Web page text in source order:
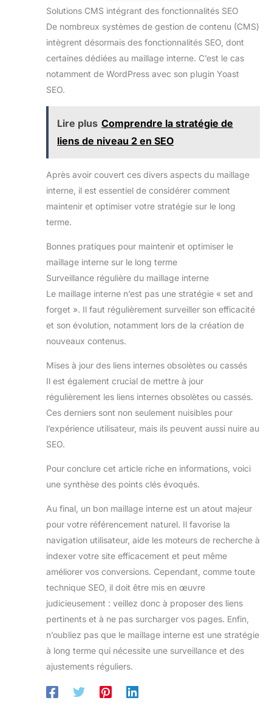
Solutions CMS intégrant des fonctionnalités SEO
De nombreux systèmes de gestion de contenu (CMS)
intègrent désormais des fonctionnalités SEO, dont
certaines dédiées au maillage interne. C’est le cas
notamment de WordPress avec son plugin Yoast
SEO.
Lire plus Comprendre la stratégie de
liens de niveau 2 en SEO
Après avoir couvert ces divers aspects du maillage
interne, il est essentiel de considérer comment
maintenir et optimiser votre stratégie sur le long
terme.
Bonnes pratiques pour maintenir et optimiser le
maillage interne sur le long terme
Surveillance régulière du maillage interne
Le maillage interne n’est pas une stratégie « set and
forget ». Il faut régulièrement surveiller son efficacité
et son évolution, notamment lors de la création de
nouveaux contenus.
Mises à jour des liens internes obsolètes ou cassés
Il est également crucial de mettre à jour
régulièrement les liens internes obsolètes ou cassés.
Ces derniers sont non seulement nuisibles pour
l’expérience utilisateur, mais ils peuvent aussi nuire au
SEO.
Pour conclure cet article riche en informations, voici
une synthèse des points clés évoqués.
Au final, un bon maillage interne est un atout majeur
pour votre référencement naturel. Il favorise la
navigation utilisateur, aide les moteurs de recherche à
indexer votre site efficacement et peut même
améliorer vos conversions. Cependant, comme toute
technique SEO, il doit être mis en œuvre
judicieusement : veillez donc à proposer des liens
pertinents et à ne pas surcharger vos pages. Enfin,
n’oubliez pas que le maillage interne est une stratégie
à long terme qui nécessite une surveillance et des
ajustements réguliers.